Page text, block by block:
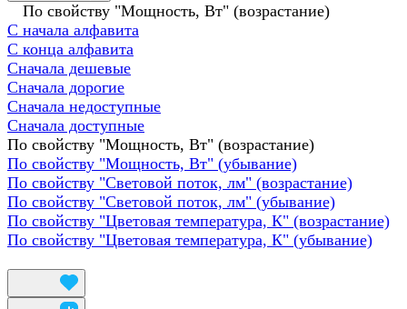
По свойству "Мощность, Вт" (возрастание)
С начала алфавита
С конца алфавита
Сначала дешевые
Сначала дорогие
Сначала недоступные
Сначала доступные
По свойству "Мощность, Вт" (возрастание)
По свойству "Мощность, Вт" (убывание)
По свойству "Световой поток, лм" (возрастание)
По свойству "Световой поток, лм" (убывание)
По свойству "Цветовая температура, К" (возрастание)
По свойству "Цветовая температура, К" (убывание)